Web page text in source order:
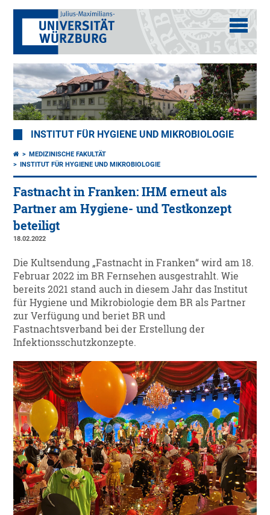
INSTITUT FÜR HYGIENE UND MIKROBIOLOGIE
MEDIZINISCHE FAKULTÄT
INSTITUT FÜR HYGIENE UND MIKROBIOLOGIE
Fastnacht in Franken: IHM erneut als
Partner am Hygiene- und Testkonzept
beteiligt
18.02.2022
Die Kultsendung „Fastnacht in Franken“ wird am 18.
Februar 2022 im BR Fernsehen ausgestrahlt. Wie
bereits 2021 stand auch in diesem Jahr das Institut
für Hygiene und Mikrobiologie dem BR als Partner
zur Verfügung und beriet BR und
Fastnachtsverband bei der Erstellung der
Infektionsschutzkonzepte.